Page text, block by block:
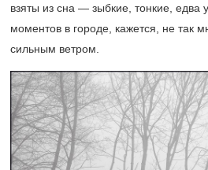
взяты из сна — зыбкие, тонкие,
моментов в городе, кажется, не так
сильным ветром.